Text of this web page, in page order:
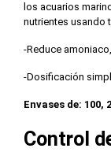
los acuarios
nutrientes usando
-Reduce
-Dosificación
Envases de: 100,
Control